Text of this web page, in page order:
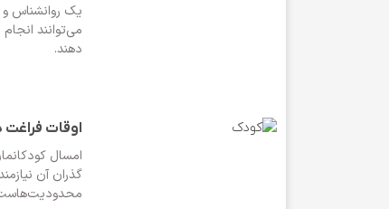
یک روانشناس و
می‌توانند
دهند.
اوقات فراغت
امسال
گذران آن